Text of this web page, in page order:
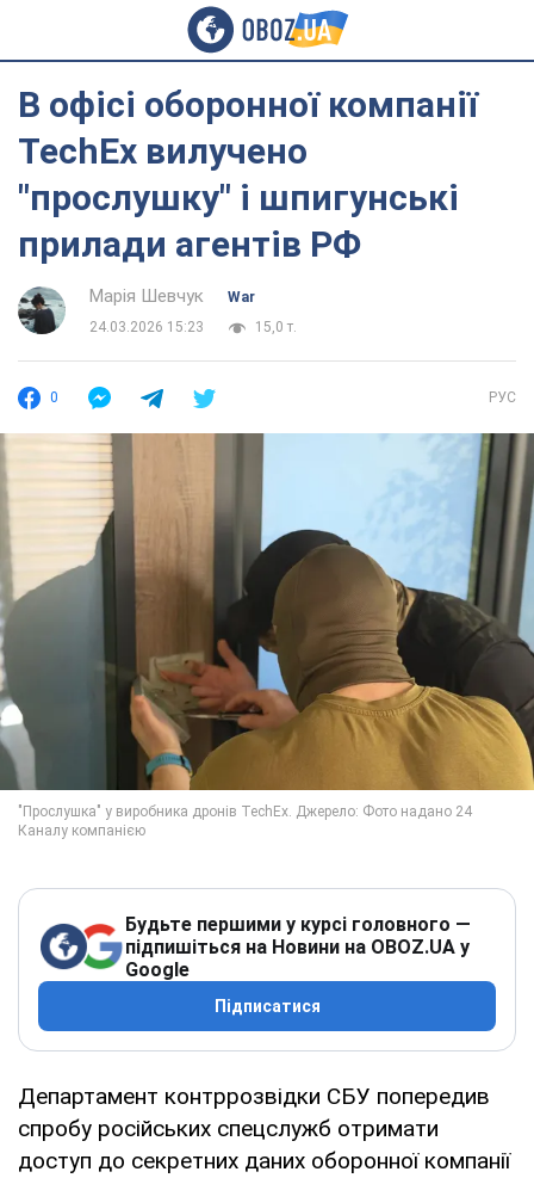
В офісі оборонної компанії
TechEx вилучено
"прослушку" і шпигунські
прилади агентів РФ
Марія Шевчук
War
24.03.2026 15:23
15,0 т.
0 РУС
Будьте першими у курсі головного —
підпишіться на Новини на OBOZ.UA у
Google
Підписатися
Департамент контррозвідки СБУ попередив
спробу російських спецслужб отримати
доступ до секретних даних оборонної компанії